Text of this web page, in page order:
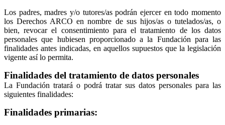
Los padres, madres y/o tutores/as podrán ejercer en todo momento
los Derechos ARCO en nombre de sus hijos/as o tutelados/as, o
bien, revocar el consentimiento para el tratamiento de los datos
personales que hubiesen proporcionado a la Fundación para las
finalidades antes indicadas, en aquellos supuestos que la legislación
vigente así lo permita.
Finalidades del tratamiento de datos personales
La Fundación tratará o podrá tratar sus datos personales para las
siguientes finalidades:
Finalidades primarias: